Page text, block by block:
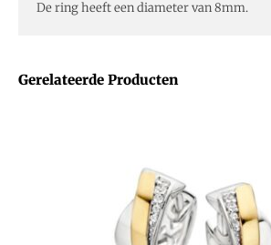
Gerelateerde Producten
De ring heeft een diameter van 8mm.